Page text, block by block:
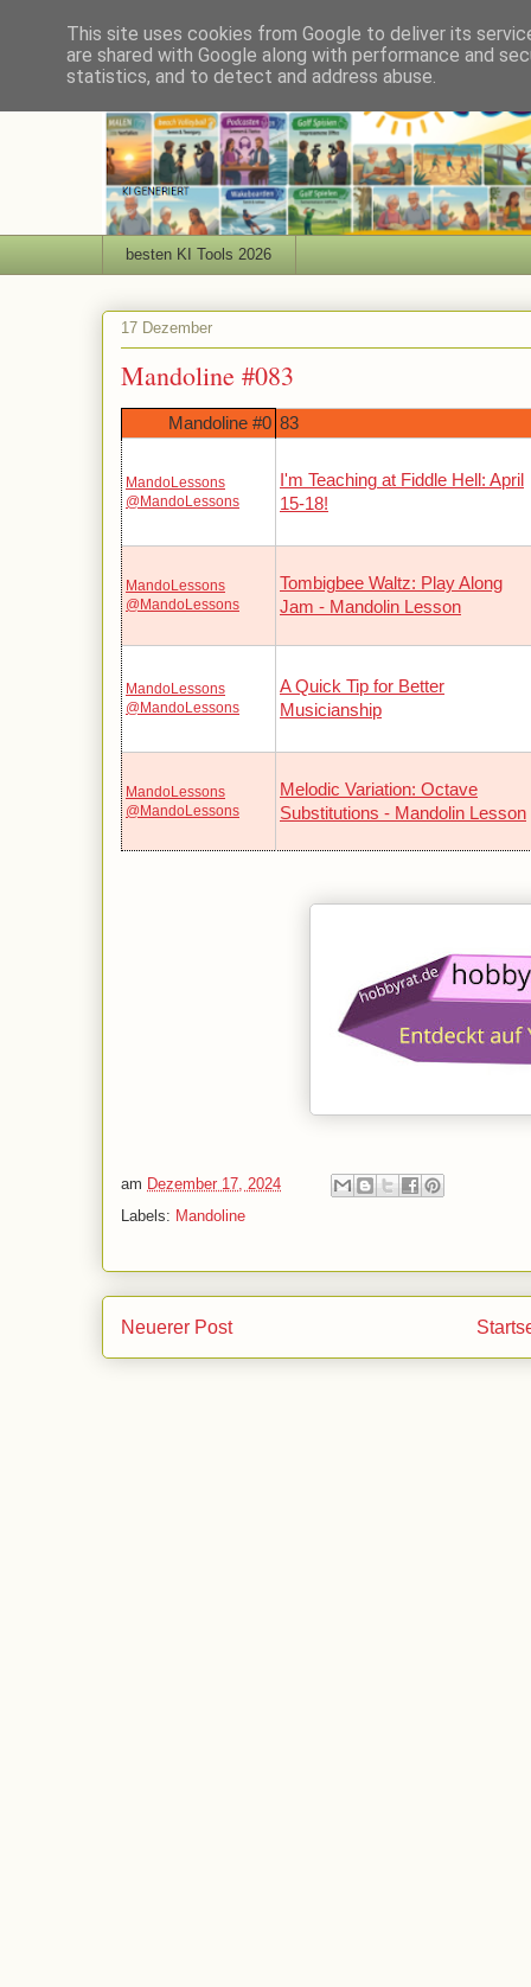
besten KI Tools 2026
17 Dezember
Mandoline #083
Mandoline #0 83
MandoLessons
@MandoLessons
I'm Teaching at Fiddle Hell: April
15-18!
MandoLessons
@MandoLessons
Tombigbee Waltz: Play Along
Jam - Mandolin Lesson
MandoLessons
@MandoLessons
A Quick Tip for Better
Musicianship
MandoLessons
@MandoLessons
Melodic Variation: Octave
Substitutions - Mandolin Lesson
am Dezember 17, 2024
Labels: Mandoline
Neuerer Post
This site uses cookies from Google to deliver its
are shared with Google along with performance and
statistics, and to detect and address abuse.